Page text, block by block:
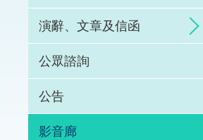
演辭、文章及信函
公眾諮詢
公告
影音廊